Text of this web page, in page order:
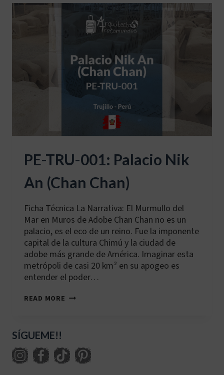
PE-TRU-001: Palacio Nik
An (Chan Chan)
Ficha Técnica La Narrativa: El Murmullo del
Mar en Muros de Adobe Chan Chan no es un
palacio, es el eco de un reino. Fue la imponente
capital de la cultura Chimú y la ciudad de
adobe más grande de América. Imaginar esta
metrópoli de casi 20 km² en su apogeo es
entender el poder…
READ MORE PE-
(CHAN
CHAN)
SÍGUEME!!